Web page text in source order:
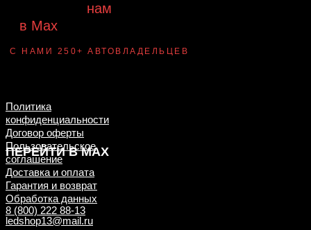
нам
в Max
С НАМИ 250+ АВТОВЛАДЕЛЬЦЕВ
ПЕРЕЙТИ В MAX
Политика
конфиденциальности
Договор оферты
Пользовательское
соглашение
Доставка и оплата
Гарантия и возврат
Обработка данных
8 (800) 222 88-13
ledshop13@mail.ru